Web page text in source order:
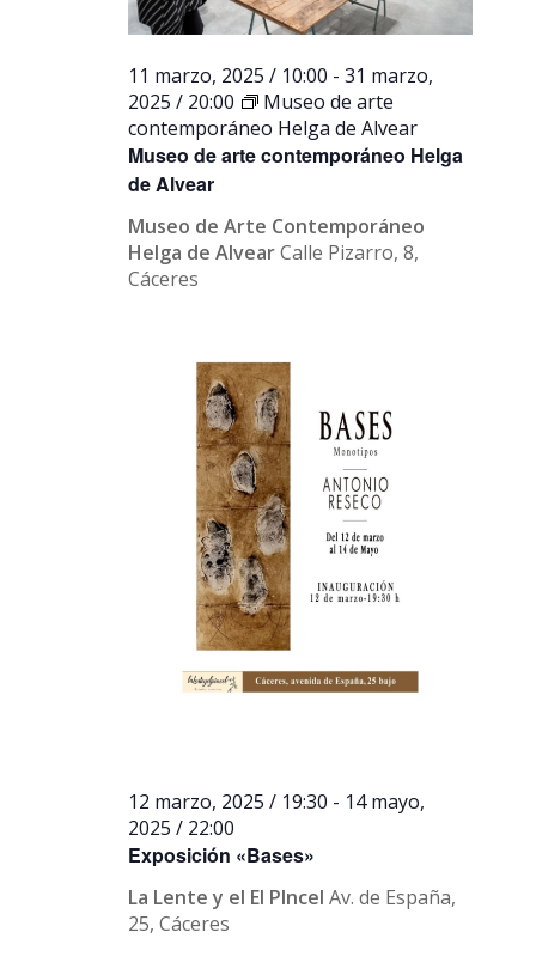
Museo de arte contemporáneo Helga
de Alvear
11 marzo, 2025 / 10:00 -31 marzo,
2025 / 20:00
Museo de arte
contemporáneo Helga de Alvear
Museo de Arte Contemporáneo
Helga de AlvearCalle Pizarro, 8,
Cáceres
Exposición «Bases»
12 marzo, 2025 / 19:30 - 14 mayo,
2025 / 22:00
La Lente y el El PIncelAv. de España,
25, Cáceres